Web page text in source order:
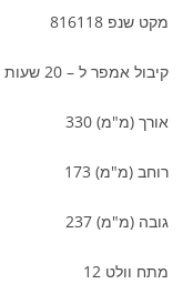
מקט שנפ 816118
קיבול אמפר ל – 20 שעות 118
אורך (מ"מ) 330
רוחב (מ"מ) 173
גובה (מ"מ) 237
מתח וולט 12